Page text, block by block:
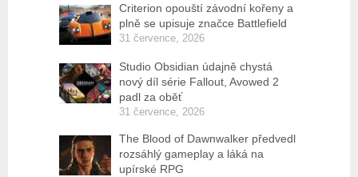
Criterion opouští závodní kořeny a
plně se upisuje značce Battlefield
31 července, 2026
Studio Obsidian údajně chystá
nový díl série Fallout, Avowed 2
padl za oběť
31 července, 2026
The Blood of Dawnwalker předvedl
rozsáhlý gameplay a láká na
upírské RPG